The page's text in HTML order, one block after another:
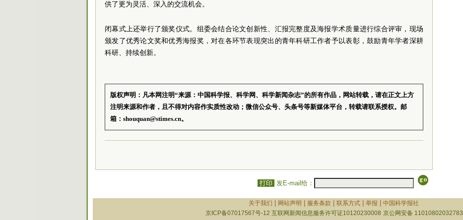
供了更为灵活、深入的交流机会。
闭幕式上还举行了颁奖仪式。组委会结合论文创新性、汇报完整度及海报学术质量进行综合评审，现场
颁发了优秀论文奖和优秀海报奖，对在各环节表现突出的青年科研工作者予以表彰，鼓励青年学者深耕
科研、持续创新。
版权声明：凡本网注明“来源：中国科学报、科学网、科学新闻杂志”的所有作品，网站转载，请在正文上方
注明来源和作者，且不得对内容作实质性改动；微信公众号、头条号等新媒体平台，转载请联系授权。邮
箱：shouquan@stimes.cn。
打印 发E-mail给：
关于我们 网站声明 服务条款 联系方式| 举报
中国科学报社
京ICP备07017567号-12 互联网新闻信息服务许可证10120230008 京公网安备 11010802032783